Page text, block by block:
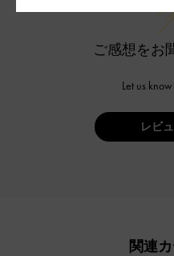
ご感想をお
Let us
レビ
関連